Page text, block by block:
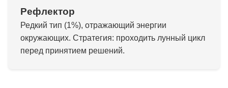
Рефлектор
Редкий тип (1%), отражающий энергии
окружающих. Стратегия: проходить лунный цикл
перед принятием решений.